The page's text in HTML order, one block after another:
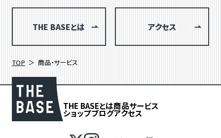
THE BASEとは アクセス
TOP 商品・サービス
THE BASEとは商品サービス
ショップブログアクセス